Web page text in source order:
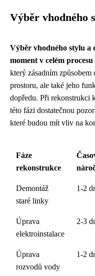
Výběr vhodného
Výběr vhodného stylu a
moment v celém
který zásadním
prostoru, ale také jeho
dopředu. Při rekonstrukci
této fázi dostatečnou
které budou mít vliv na
Fáze
rekonstrukce
Demontáž
staré linky
1-2
Úprava
elektroinstalace
2-3
Úprava
rozvodů vody
1-2